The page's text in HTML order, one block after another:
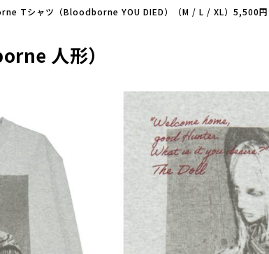
Tシャツ（Bloodborne YOU DIED）（M / L / XL）5,500円
人形）